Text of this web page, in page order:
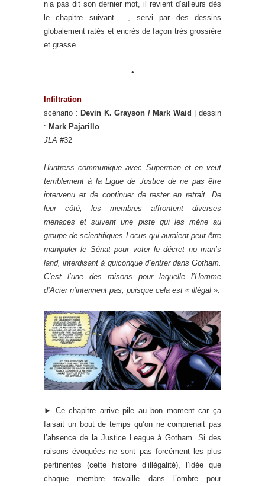
n’a pas dit son dernier mot, il revient d’ailleurs dès
le chapitre suivant —, servi par des dessins
globalement ratés et encrés de façon très grossière
et grasse.
•
Infiltration
scénario : Devin K. Grayson / Mark Waid | dessin
: Mark Pajarillo
JLA #32
Huntress communique avec Superman et en veut
terriblement à la Ligue de Justice de ne pas être
intervenu et de continuer de rester en retrait. De
leur côté, les membres affrontent diverses
menaces et suivent une piste qui les mène au
groupe de scientifiques Locus qui auraient peut-être
manipuler le Sénat pour voter le décret no man’s
land, interdisant à quiconque d’entrer dans Gotham.
C’est l’une des raisons pour laquelle l’Homme
d’Acier n’intervient pas, puisque cela est « illégal ».
► Ce chapitre arrive pile au bon moment car ça
faisait un bout de temps qu’on ne comprenait pas
l’absence de la Justice League à Gotham. Si des
raisons évoquées ne sont pas forcément les plus
pertinentes (cette histoire d’illégalité), l’idée que
chaque membre travaille dans l’ombre pour